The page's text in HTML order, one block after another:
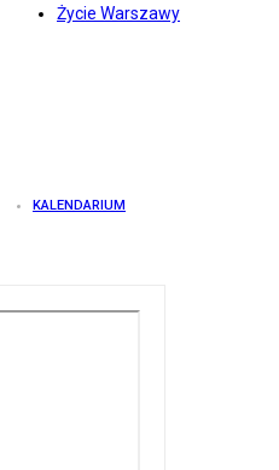
Życie Warszawy
KALENDARIUM